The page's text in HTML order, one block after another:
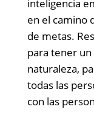
inteligencia
en el camino
de metas.
para tener
naturaleza,
todas las
con las